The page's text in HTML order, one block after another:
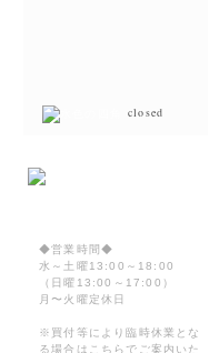
closed
◆営業時間◆
水～土曜13:00～18:00
（日曜13:00～17:00）
月〜火曜定休日
※買付等により臨時休業とな
る場合はこちらでご案内いた